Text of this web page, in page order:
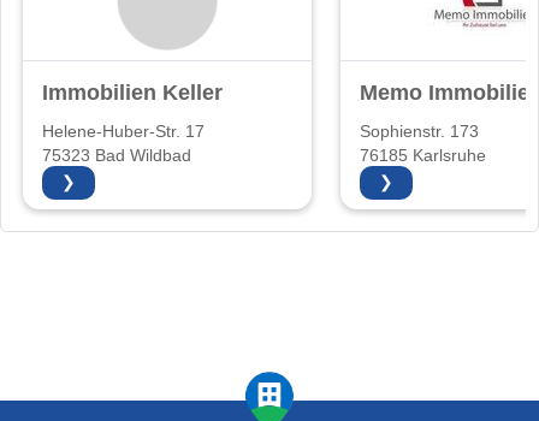
Immobilien Keller
Helene-Huber-Str. 17
75323 Bad Wildbad
❯
Memo
Sophienstr. 173
76185 Karlsruhe
❯